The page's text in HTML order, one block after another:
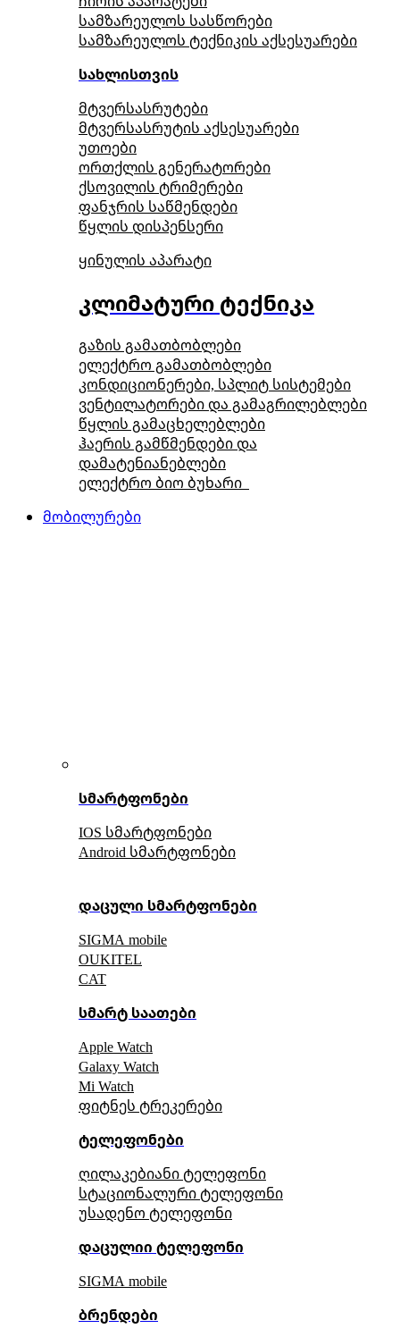
სამზარეულოს სასწორები
სამზარეულოს ტექნიკის აქსესუარები
სახლისთვის
მტვერსასრუტები
მტვერსასრუტის აქსესუარები
უთოები
ორთქლის გენერატორები
ქსოვილის ტრიმერები
ფანჯრის საწმენდები
წყლის დისპენსერი
ყინულის აპარატი
კლიმატური ტექნიკა
გაზის გამათბობლები
ელექტრო გამათბობლები
კონდიციონერები, სპლიტ სისტემები
ვენტილატორები და გამაგრილებლები
წყლის გამაცხელებლები
ჰაერის გამწმენდები და
დამატენიანებლები
ელექტრო ბიო ბუხარი
მობილურები
სმარტფონები
IOS სმარტფონები
Android სმარტფონები
დაცული სმარტფონები
SIGMA mobile
OUKITEL
CAT
სმარტ საათები
Apple Watch
Galaxy Watch
Mi Watch
ფიტნეს ტრეკერები
ტელეფონები
ღილაკებიანი ტელეფონი
სტაციონალური ტელეფონი
უსადენო ტელეფონი
დაცულიი ტელეფონი
SIGMA mobile
ბრენდები